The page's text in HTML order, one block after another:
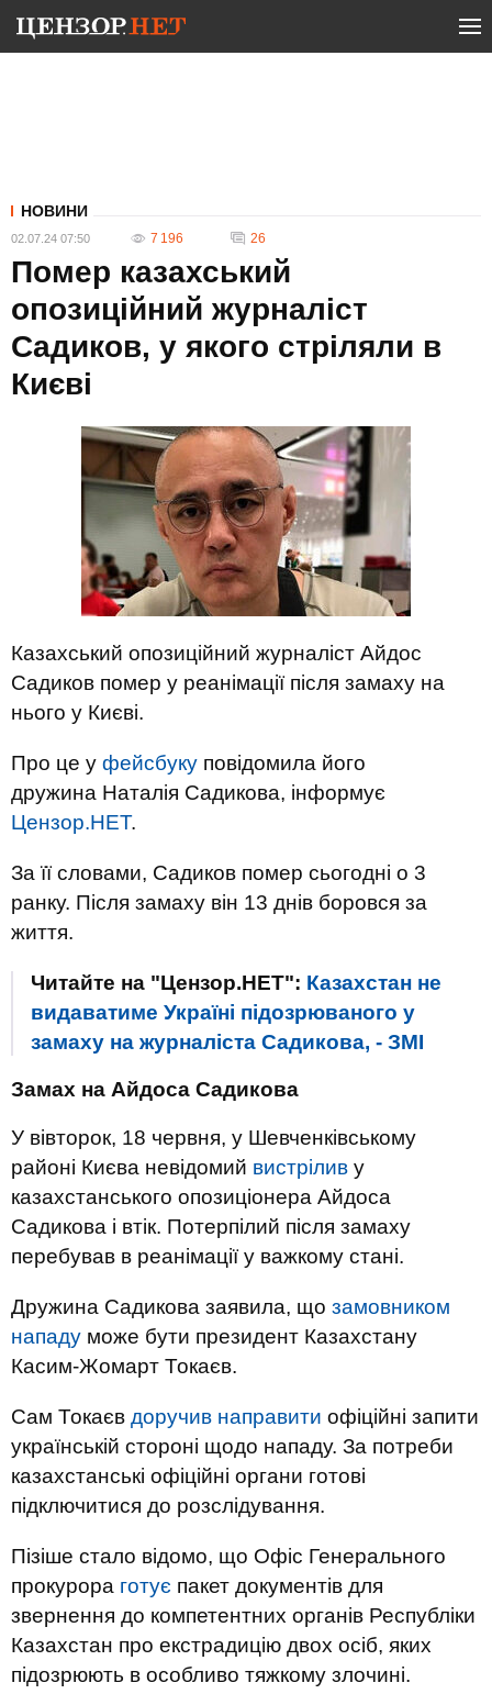
НОВИНИ
02.07.24 07:50 7 196 26
Помер казахський
опозиційний журналіст
Садиков, у якого стріляли в
Києві
Казахський опозиційний журналіст Айдос
Садиков помер у реанімації після замаху на
нього у Києві.
Про це у фейсбуку повідомила його
дружина Наталія Садикова, інформує
Цензор.НЕТ.
За її словами, Садиков помер сьогодні о 3
ранку. Після замаху він 13 днів боровся за
життя.
Читайте на "Цензор.НЕТ": Казахстан не
видаватиме Україні підозрюваного у
замаху на журналіста Садикова, - ЗМІ
Замах на Айдоса Садикова
У вівторок, 18 червня, у Шевченківському
районі Києва невідомий вистрілив у
казахстанського опозиціонера Айдоса
Садикова і втік. Потерпілий після замаху
перебував в реанімації у важкому стані.
Дружина Садикова заявила, що замовником
нападу може бути президент Казахстану
Касим-Жомарт Токаєв.
Сам Токаєв доручив направити офіційні запити
українській стороні щодо нападу. За потреби
казахстанські офіційні органи готові
підключитися до розслідування.
Пізіше стало відомо, що Офіс Генерального
прокурора готує пакет документів для
звернення до компетентних органів Республіки
Казахстан про екстрадицію двох осіб, яких
підозрюють в особливо тяжкому злочині.